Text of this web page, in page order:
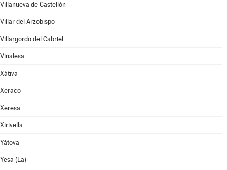
Villanueva de Castellón
Villar del Arzobispo
Villargordo del Cabriel
Vinalesa
Xàtiva
Xeraco
Xeresa
Xirivella
Yátova
Yesa (La)